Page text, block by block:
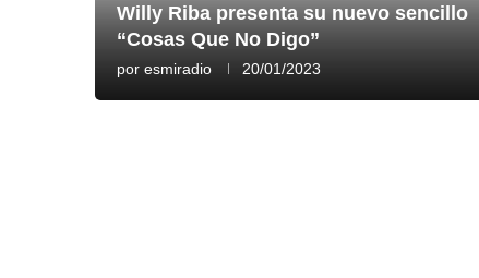
Willy Riba presenta su nuevo sencillo
“Cosas Que No Digo”
por esmiradio 20/01/2023